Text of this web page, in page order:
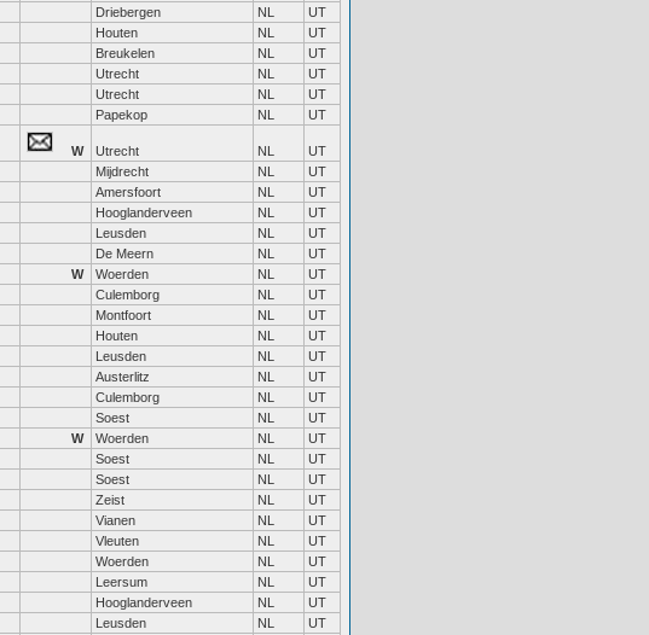
Driebergen NL
UT
Houten NL
UT
Breukelen NL
UT
Utrecht NL
UT
Utrecht NL
UT
Papekop NL UT
W Utrecht NL
UT
Mijdrecht NL
UT
Amersfoort NL
UT
Hooglanderveen NL
UT
Leusden NL
UT
De Meern NL
UT
W Woerden NL
UT
Culemborg NL
UT
Montfoort NL
UT
Houten NL
UT
Leusden NL
UT
Austerlitz NL
UT
Culemborg NL
UT
Soest NL
UT
W Woerden NL
UT
Soest NL
UT
Soest NL
UT
Zeist NL
UT
Vianen NL
UT
Vleuten NL
UT
Woerden NL
UT
Leersum NL
UT
Hooglanderveen NL
UT
Leusden NL
UT